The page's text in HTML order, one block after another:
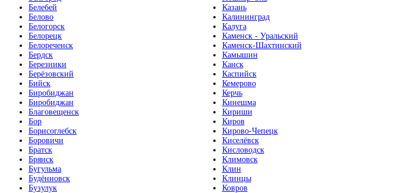
Белебей
Белово
Белогорск
Белорецк
Белореченск
Бердск
Березники
Берёзовский
Бийск
Биробиджан
Биробиджан
Благовещенск
Бор
Борисоглебск
Боровичи
Братск
Брянск
Бугульма
Будённовск
Бузулук
Казань
Калининград
Калуга
Каменск - Уральский
Каменск-Шахтинский
Камышин
Канск
Каспийск
Кемерово
Керчь
Кинешма
Кириши
Киров
Кирово-Чепецк
Киселёвск
Кисловодск
Климовск
Клин
Клинцы
Ковров